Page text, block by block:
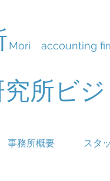
Mori accounting
究所ビ
事務所概要 スタ